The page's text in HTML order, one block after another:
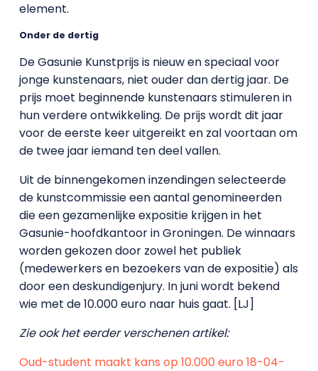
element.
Onder de dertig
De Gasunie Kunstprijs is nieuw en speciaal voor
jonge kunstenaars, niet ouder dan dertig jaar. De
prijs moet beginnende kunstenaars stimuleren in
hun verdere ontwikkeling. De prijs wordt dit jaar
voor de eerste keer uitgereikt en zal voortaan om
de twee jaar iemand ten deel vallen.
Uit de binnengekomen inzendingen selecteerde
de kunstcommissie een aantal genomineerden
die een gezamenlijke expositie krijgen in het
Gasunie-hoofdkantoor in Groningen. De winnaars
worden gekozen door zowel het publiek
(medewerkers en bezoekers van de expositie) als
door een deskundigenjury. In juni wordt bekend
wie met de 10.000 euro naar huis gaat. [LJ]
Zie ook het eerder verschenen artikel:
Oud-student maakt kans op 10.000 euro 18-04-